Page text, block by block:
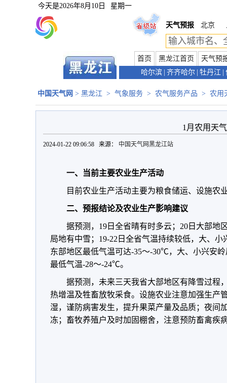
今天是2026年8月10日 星期一
天气预报 北京
首页 黑龙江首页
天气预
哈尔滨 齐齐哈尔 牡丹江
中国天气网 > 黑龙江 > 气象服务 > 农气服务产品 > 农用
1月农用天
2024-01-22 09:06:58 来源： 中国天气网黑龙江站
一、当前主要农业生产活动
目前农业生产活动主要为粮食储运、设施农
二、预报结论及农业生产影响建议
据预测，19日全省晴有时多云；20日大部地
局地有中雪；19-22日全省气温持续较低，大、
东部地区最低气温可达-35～-30℃，大、小兴安
最低气温-28～-24℃。
据预测，未来三天我省大部地区有降雪过程
热增温及牲畜放牧采食。设施农业注意加强生产
湿，谨防病害发生，提升果菜产量及品质；夜间
冻；畜牧养殖户及时加固棚舍，注意预防畜禽疾